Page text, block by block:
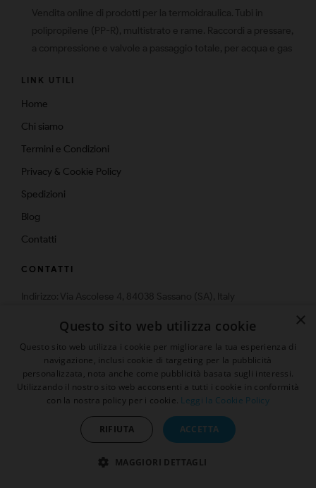
LINK UTILI
Home
Chi siamo
Termini e Condizioni
Privacy & Cookie Policy
Spedizioni
Blog
Contatti
CONTATTI
Email: info@multistrato.com
© 2026 | Tutti i diritti sono riservati
Sito protetto da reCAPTCHA.Privacy - Termini e condizioni
Presenta un "Amico" ed ottieni
sconto 5%
×
Questo sito web utilizza cookie
Questo sito web utilizza i cookie per migliorare la tua esperienza di
navigazione, inclusi cookie di targeting per la pubblicità
personalizzata, nota anche come pubblicità basata sugli interessi.
Utilizzando il nostro sito web acconsenti a tutti i cookie in conformità
con la nostra policy per i cookie. Leggi la Cookie Policy
ACCETTA
RIFIUTA
MAGGIORI DETTAGLI